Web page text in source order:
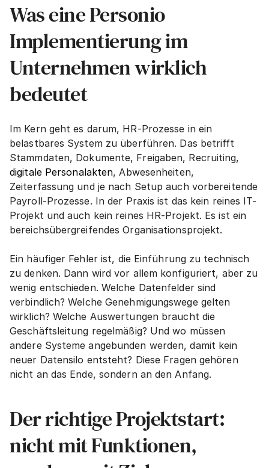
Was eine Personio
Implementierung im
Unternehmen wirklich
bedeutet
Im Kern geht es darum, HR-Prozesse in ein
belastbares System zu überführen. Das betrifft
digitale Personalakten, Abwesenheiten,
Zeiterfassung und je nach Setup auch vorbereitende
Payroll-Prozesse. In der Praxis ist das kein reines IT-
Projekt und auch kein reines HR-Projekt. Es ist ein
bereichsübergreifendes Organisationsprojekt.
Ein häufiger Fehler ist, die Einführung zu technisch
zu denken. Dann wird vor allem konfiguriert, aber zu
wenig entschieden. Welche Datenfelder sind
verbindlich? Welche Genehmigungswege gelten
wirklich? Welche Auswertungen braucht die
Geschäftsleitung regelmäßig? Und wo müssen
andere Systeme angebunden werden, damit kein
neuer Datensilo entsteht? Diese Fragen gehören
nicht an das Ende, sondern an den Anfang.
Der richtige Projektstart:
nicht mit Funktionen,